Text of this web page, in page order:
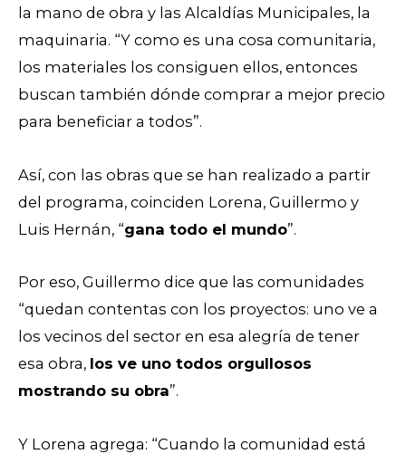
la mano de obra y las Alcaldías Municipales, la
maquinaria. “Y como es una cosa comunitaria,
los materiales los consiguen ellos, entonces
buscan también dónde comprar a mejor precio
para beneficiar a todos”.
Así, con las obras que se han realizado a partir
del programa, coinciden Lorena, Guillermo y
Luis Hernán, “gana todo el mundo”.
Por eso, Guillermo dice que las comunidades
“quedan contentas con los proyectos: uno ve a
los vecinos del sector en esa alegría de tener
esa obra, los ve uno todos orgullosos
mostrando su obra”.
Y Lorena agrega: “Cuando la comunidad está